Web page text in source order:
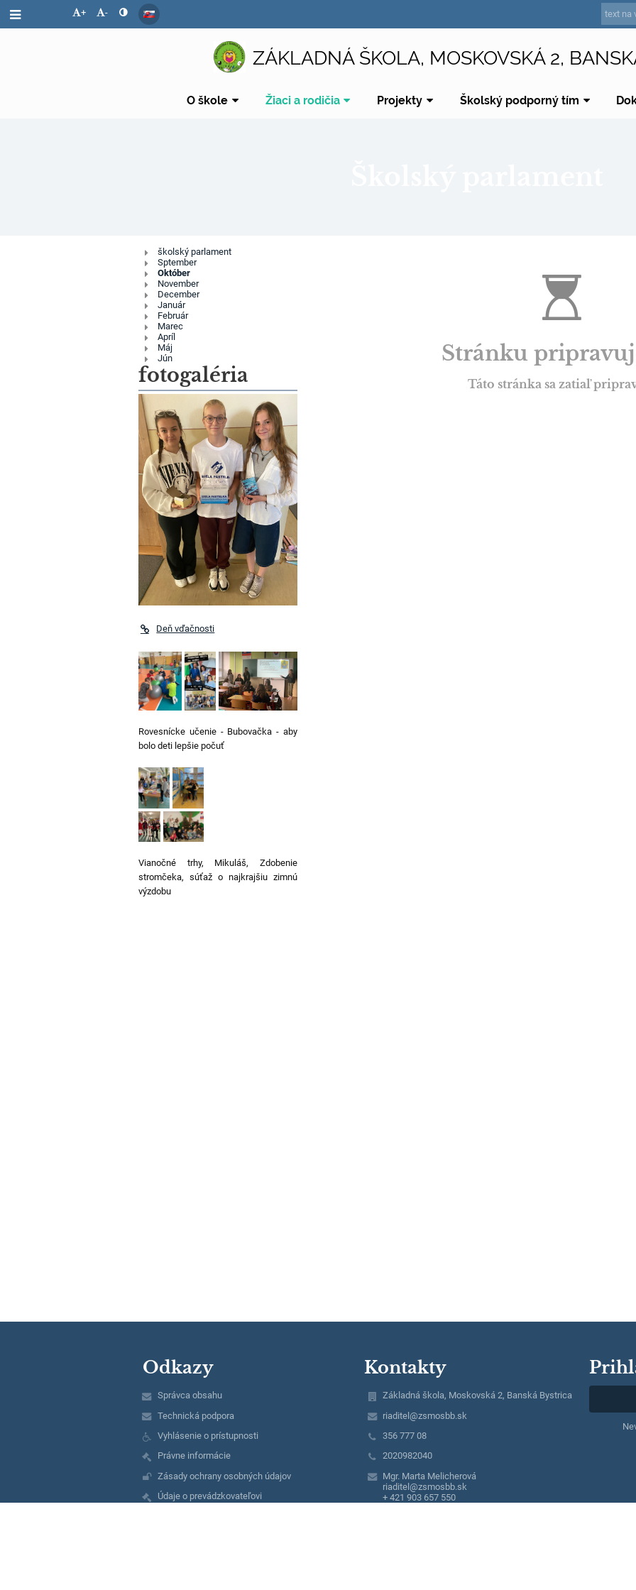
+ -
ZÁKLADNÁ ŠKOLA, MOSKOVSKÁ 2,
O škole Žiaci a rodičia Projekty Školský podporný tím
Školský
parlament
školský parlament
Sptember
Október
November
December
Január
Február
Marec
Apríl
Máj
Jún
fotogaléria
Deň vďačnosti
Rovesnícke učenie - Bubovačka - aby
bolo deti lepšie počuť
Vianočné trhy, Mikuláš, Zdobenie
stromčeka, súťaž o najkrajšiu zimnú
výzdobu
Stránku
Táto stránka sa zatiaľ
Odkazy
Správca obsahu
Technická podpora
Vyhlásenie o prístupnosti
Právne informácie
Zásady ochrany osobných údajov
Údaje o prevádzkovateľovi
Kontakty
Základná škola, Moskovská 2, Banská Bystrica
riaditel@zsmosbb.sk
356 777 08
2020982040
Mgr. Marta Melicherová
riaditel@zsmosbb.sk
+ 421 903 657 550